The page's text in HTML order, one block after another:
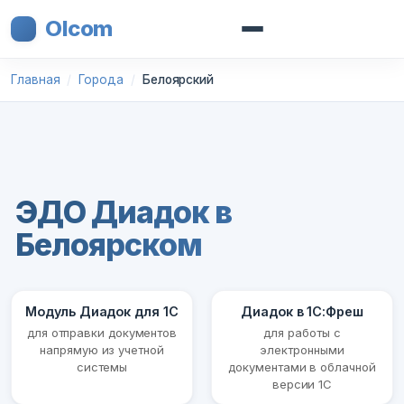
Olcom
Главная Города Белоярский
ЭДО Диадок в
Белоярском
Модуль Диадок для 1С
для отправки документов
напрямую из учетной
системы
Диадок в 1С:Фреш
для работы с
электронными
документами в облачной
версии 1С